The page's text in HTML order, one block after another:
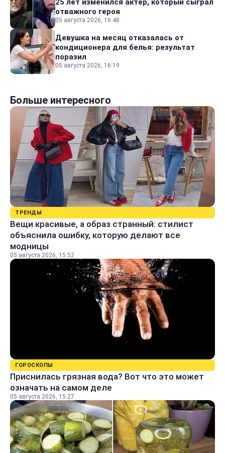
25 лет изменился актер, который сыграл
отважного героя
05 августа 2026, 16:48
Девушка на месяц отказалась от
кондиционера для белья: результат
поразил
05 августа 2026, 16:19
Больше интересного
ТРЕНДЫ
Вещи красивые, а образ странный: стилист
объяснила ошибку, которую делают все
модницы
05 августа 2026, 15:52
ГОРОСКОПЫ
Приснилась грязная вода? Вот что это может
означать на самом деле
05 августа 2026, 15:27